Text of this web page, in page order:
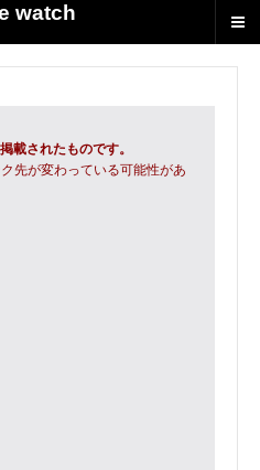
watch
載されたものです。
先が変わっている可能性があ